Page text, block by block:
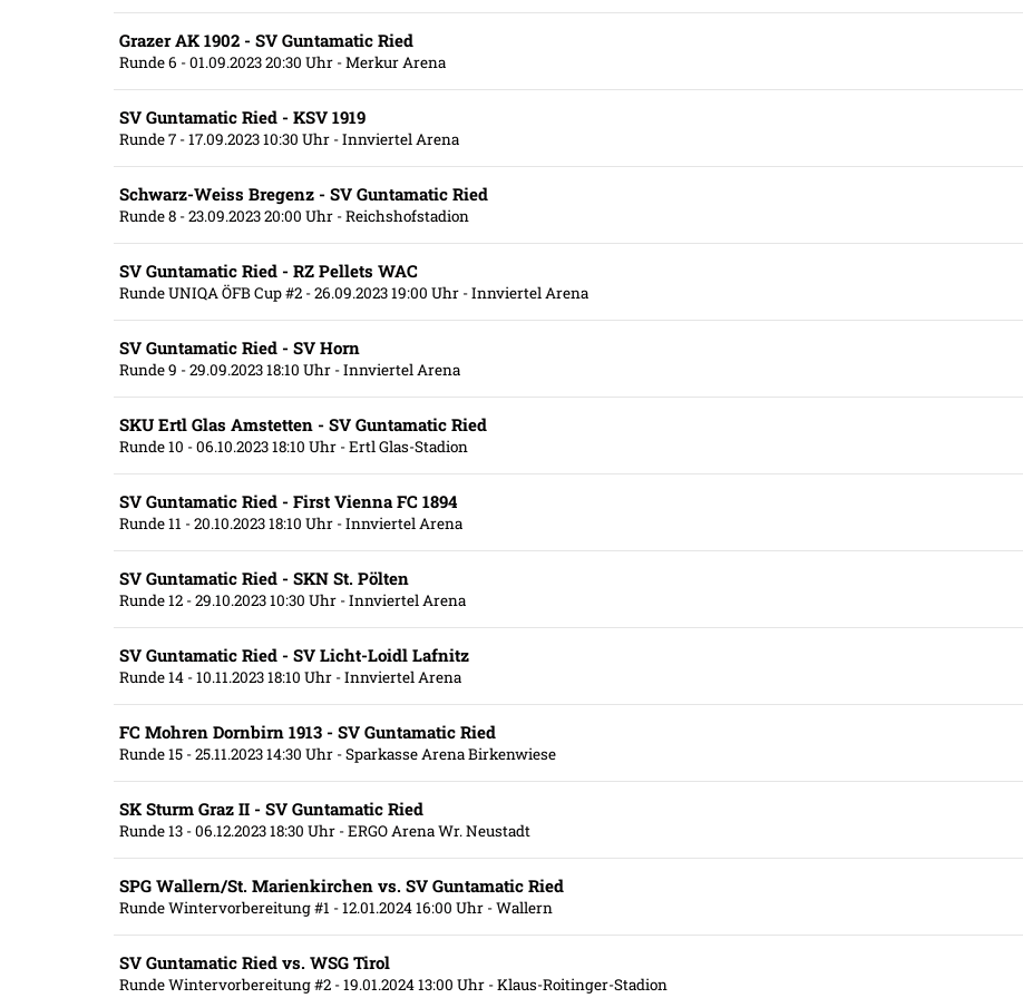
Grazer AK 1902 - SV Guntamatic Ried
Runde 6 - 01.09.2023 20:30 Uhr - Merkur Arena
SV Guntamatic Ried - KSV 1919
Runde 7 - 17.09.2023 10:30 Uhr - Innviertel Arena
Schwarz-Weiss Bregenz - SV Guntamatic Ried
Runde 8 - 23.09.2023 20:00 Uhr - Reichshofstadion
SV Guntamatic Ried - RZ Pellets WAC
Runde UNIQA ÖFB Cup #2 - 26.09.2023 19:00 Uhr - Innviertel Arena
SV Guntamatic Ried - SV Horn
Runde 9 - 29.09.2023 18:10 Uhr - Innviertel Arena
SKU Ertl Glas Amstetten - SV Guntamatic Ried
Runde 10 - 06.10.2023 18:10 Uhr - Ertl Glas-Stadion
SV Guntamatic Ried - First Vienna FC 1894
Runde 11 - 20.10.2023 18:10 Uhr - Innviertel Arena
SV Guntamatic Ried - SKN St. Pölten
Runde 12 - 29.10.2023 10:30 Uhr - Innviertel Arena
SV Guntamatic Ried - SV Licht-Loidl Lafnitz
Runde 14 - 10.11.2023 18:10 Uhr - Innviertel Arena
FC Mohren Dornbirn 1913 - SV Guntamatic Ried
Runde 15 - 25.11.2023 14:30 Uhr - Sparkasse Arena Birkenwiese
SK Sturm Graz II - SV Guntamatic Ried
Runde 13 - 06.12.2023 18:30 Uhr - ERGO Arena Wr. Neustadt
SPG Wallern/St. Marienkirchen vs. SV Guntamatic Ried
Runde Wintervorbereitung #1 - 12.01.2024 16:00 Uhr - Wallern
SV Guntamatic Ried vs. WSG Tirol
Runde Wintervorbereitung #2 - 19.01.2024 13:00 Uhr - Klaus-Roitinger-Stadion